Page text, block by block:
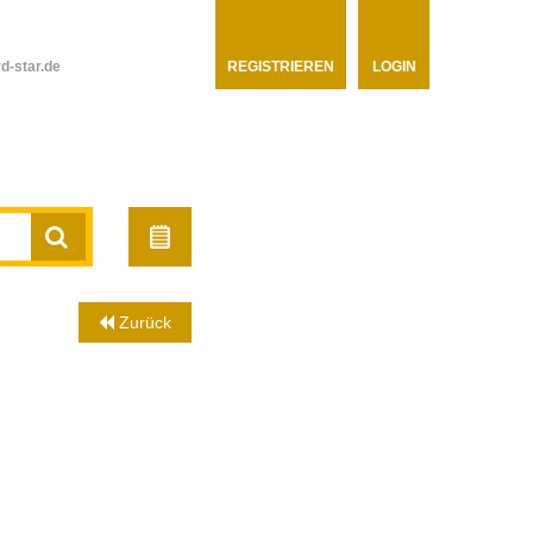
star.de REGISTRIEREN LOGIN
Zurück